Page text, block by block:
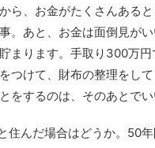
ら、お金がたくさんある
。あと、お金は面倒見が
まります。手取り300万
つけて、財布の整理をし
をするのは、そのあとでい
住んだ場合はどうか。50